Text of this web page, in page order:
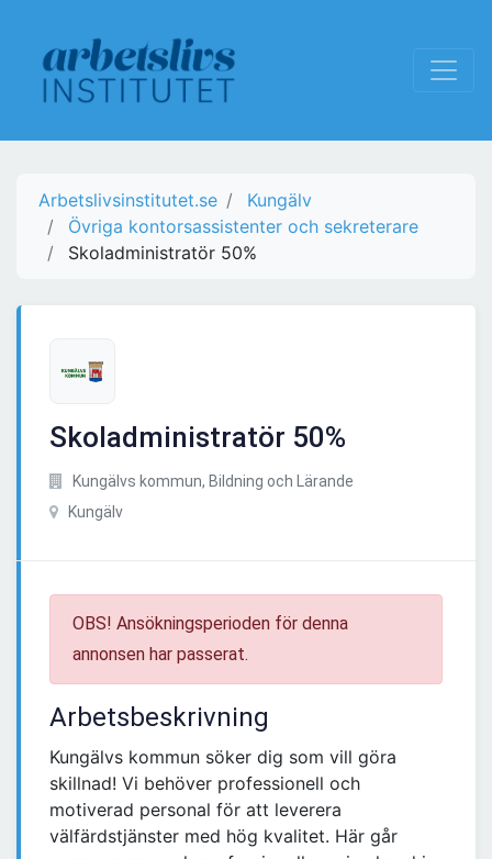
Arbetslivsinstitutet.se
Kungälv
Övriga kontorsassistenter och sekreterare
Skoladministratör 50%
Skoladministratör 50%
Kungälvs kommun, Bildning och Lärande
Kungälv
OBS! Ansökningsperioden för denna
annonsen har passerat.
Arbetsbeskrivning
Kungälvs kommun söker dig som vill göra
skillnad! Vi behöver professionell och
motiverad personal för att leverera
välfärdstjänster med hög kvalitet. Här går